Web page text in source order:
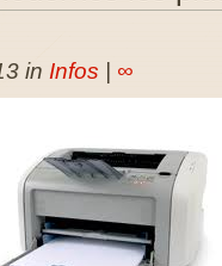
in Infos ∞